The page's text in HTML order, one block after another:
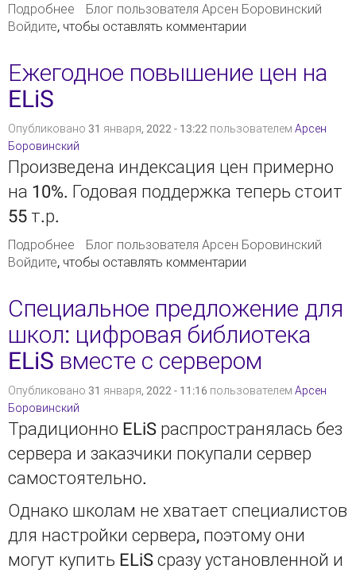
Подробнее о Создание карусели в ELiS
Блог пользователя Арсен Боровинский
Войдите, чтобы оставлять комментарии
Ежегодное повышение цен на
ELiS
Опубликовано 31 января, 2022 - 13:22 пользователем Арсен
Боровинский
Произведена индексация цен примерно
на 10%. Годовая поддержка теперь стоит
55 т.р.
Подробнее о Ежегодное повышение цен на ELiS
Блог пользователя Арсен Боровинский
Войдите, чтобы оставлять комментарии
Специальное предложение для
школ: цифровая библиотека
ELiS вместе с сервером
Опубликовано 31 января, 2022 - 11:16 пользователем Арсен
Боровинский
Традиционно ELiS распространялась без
сервера и заказчики покупали сервер
самостоятельно.
Однако школам не хватает специалистов
для настройки сервера, поэтому они
могут купить ELiS сразу установленной и